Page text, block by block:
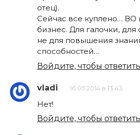
отец).
Сейчас все куплено… ВО
бизнес. Для галочки, для
не для повышения
способностей…
Войдите, чтобы ответить
vladi 16.05.2014 в 13:43
Нет!
Войдите, чтобы ответить